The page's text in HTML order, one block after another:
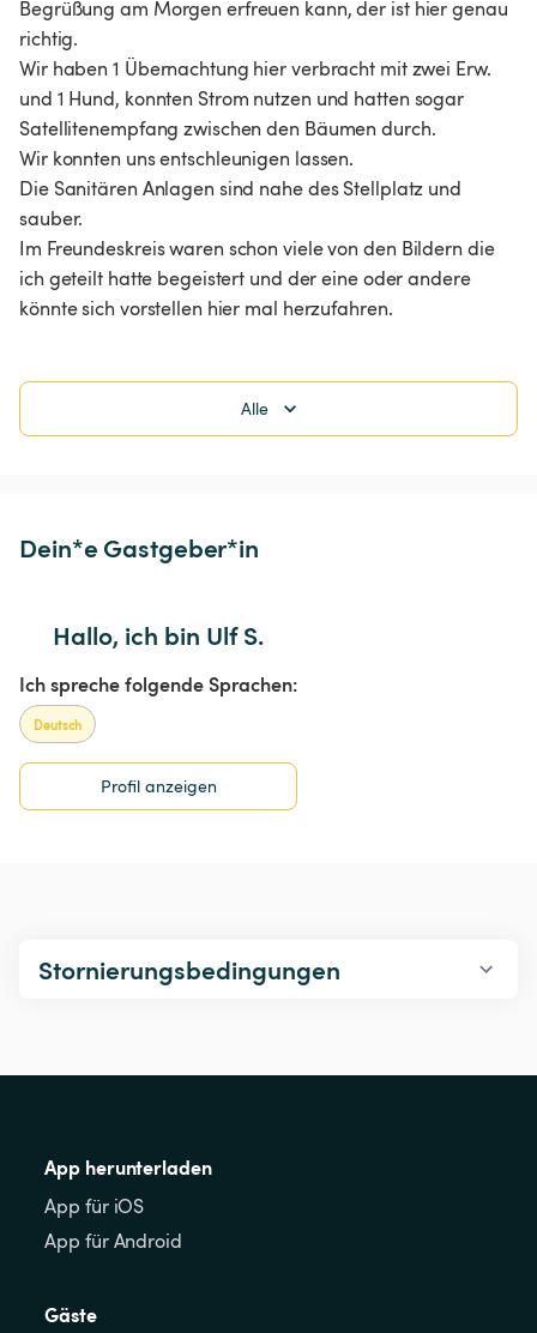
Begrüßung am Morgen erfreuen kann, der ist hier genau
richtig.
Wir haben 1 Übernachtung hier verbracht mit zwei Erw.
und 1 Hund, konnten Strom nutzen und hatten sogar
Satellitenempfang zwischen den Bäumen durch.
Wir konnten uns entschleunigen lassen.
Die Sanitären Anlagen sind nahe des Stellplatz und
sauber.
Im Freundeskreis waren schon viele von den Bildern die
ich geteilt hatte begeistert und der eine oder andere
könnte sich vorstellen hier mal herzufahren.
Alle
Dein*e Gastgeber*in
Hallo, ich bin Ulf S.
Ich spreche folgende Sprachen:
Deutsch
Profil anzeigen
Stornierungsbedingungen
App herunterladen
App für iOS
App für Android
Gäste